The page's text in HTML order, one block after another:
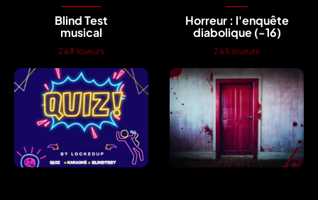
Blind Test
musical
2 à 8 Joueurs
Horreur : l'enquête
diabolique (-16)
2 à 5 Joueurs